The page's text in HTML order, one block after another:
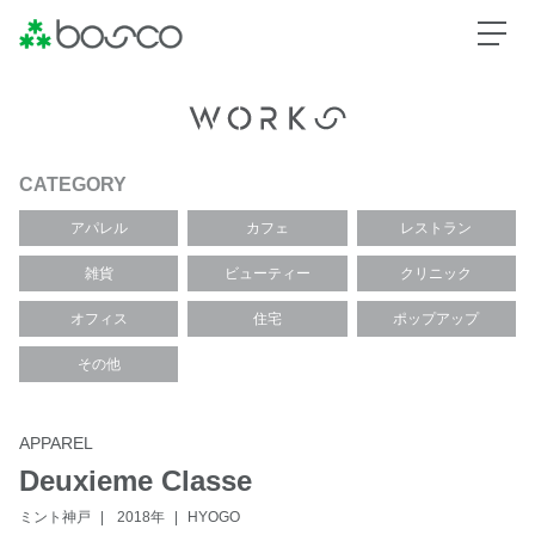
CATEGORY
アパレル カフェ レストラン
雑貨 ビューティー クリニック
オフィス 住宅 ポップアップ
その他
APPAREL
Deuxieme Classe
ミント神戸 2018年 HYOGO